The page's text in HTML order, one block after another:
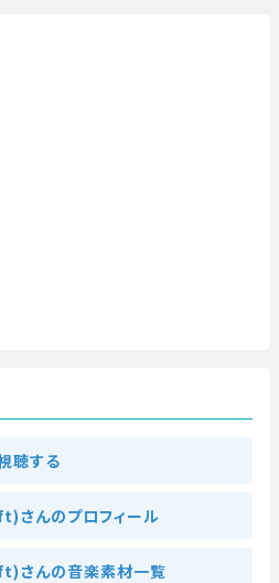
聴する
んのプロフィール
さんの音楽素材一覧